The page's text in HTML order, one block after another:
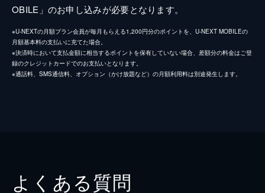
OBILE」のお申し込みが必要となります。
※U-NEXTの月額プラン会員が毎月もらえる1,200円分のポイントを、U-NEXT MOBILEの
月額基本料の支払いに充てた場合。
※決済時において支払金額に相当するポイントを保有していない場合、差額分の料金はご登
録のクレジットカードでのお支払いとなります。
※通話料、SMS通信料、オプション（かけ放題など）の月額利用料は別途発生します。
よくある質問